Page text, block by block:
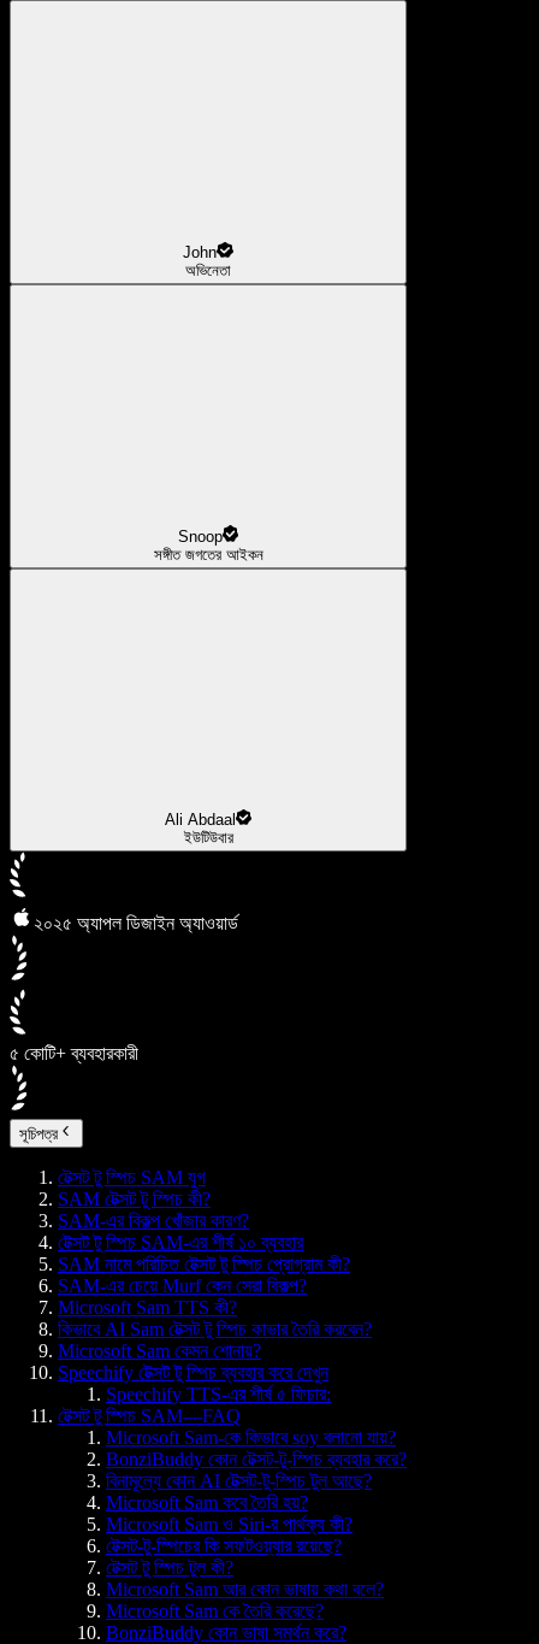
John
অভিনেতা
Snoop
সঙ্গীত জগতের আইকন
Ali Abdaal
ইউটিউবার
২০২৫ অ্যাপল ডিজাইন অ্যাওয়ার্ড
৫ কোটি+ ব্যবহারকারী
সূচিপত্র
টেক্সট টু স্পিচ SAM যুগ
SAM টেক্সট টু স্পিচ কী?
SAM-এর বিকল্প খোঁজার কারণ?
টেক্সট টু স্পিচ SAM-এর শীর্ষ ১০ ব্যবহার
SAM নামে পরিচিত টেক্সট টু স্পিচ প্রোগ্রাম কী?
SAM-এর চেয়ে Murf কেন সেরা বিকল্প?
Microsoft Sam TTS কী?
কিভাবে AI Sam টেক্সট টু স্পিচ কাভার তৈরি করবেন?
Microsoft Sam কেমন শোনায়?
Speechify টেক্সট টু স্পিচ ব্যবহার করে দেখুন
Speechify TTS-এর শীর্ষ ৫ ফিচার:
টেক্সট টু স্পিচ SAM—FAQ
Microsoft Sam-কে কিভাবে soy বলানো যায়?
BonziBuddy কোন টেক্সট-টু-স্পিচ ব্যবহার করে?
বিনামূল্যে কোন AI টেক্সট-টু-স্পিচ টুল আছে?
Microsoft Sam কবে তৈরি হয়?
Microsoft Sam ও Siri-র পার্থক্য কী?
টেক্সট-টু-স্পিচের কি সফটওয়্যার রয়েছে?
টেক্সট টু স্পিচ টুল কী?
Microsoft Sam আর কোন ভাষায় কথা বলে?
Microsoft Sam কে তৈরি করেছে?
BonziBuddy কোন ভাষা সমর্থন করে?